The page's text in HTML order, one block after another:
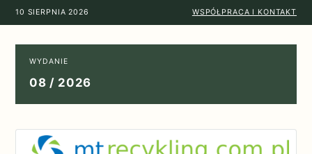
10 SIERPNIA 2026 WSPÓŁPRACA I KONTAKT
WYDANIE
08 / 2026